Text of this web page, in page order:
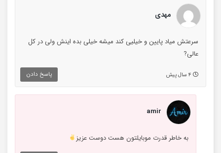
مهدی
سرعتش میاد پایین و خیلیی کند میشه خیلی بده اینش ولی در کل
عالی?
پاسخ دادن
amir
به خاطر قدرت موبایلتون هست دوست عزیز